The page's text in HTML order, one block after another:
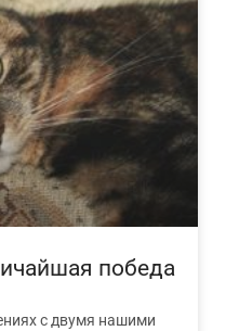
победа
с двумя нашими